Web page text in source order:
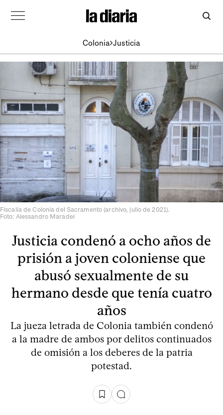
Colonia Justicia
Fiscalía de Colonia del Sacramento (archivo, julio de 2021).
Foto: Alessandro Maradei
Justicia condenó a ocho años de
prisión a joven coloniense que
abusó sexualmente de su
hermano desde que tenía cuatro
años
La jueza letrada de Colonia también condenó
a la madre de ambos por delitos continuados
de omisión a los deberes de la patria
potestad.